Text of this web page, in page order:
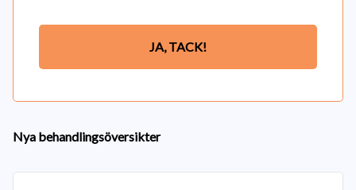
JA, TACK!
Nya behandlingsöversikter